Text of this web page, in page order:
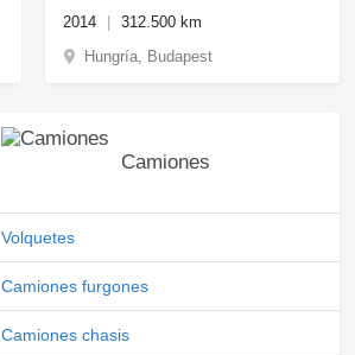
2014
312.500 km
Hungría, Budapest
Camiones
Volquetes
Camiones furgones
Camiones chasis